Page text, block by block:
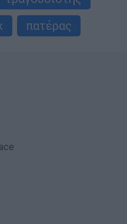
πατέρας